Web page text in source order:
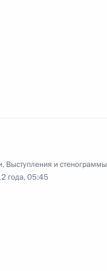
, Выступления и стенограммы
года, 05:45